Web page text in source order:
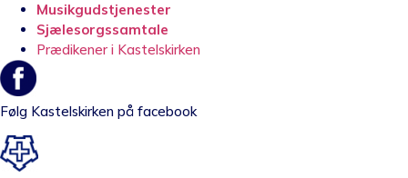
Musikgudstjenester
Sjælesorgssamtale
Prædikener i Kastelskirken
Følg Kastelskirken på facebook